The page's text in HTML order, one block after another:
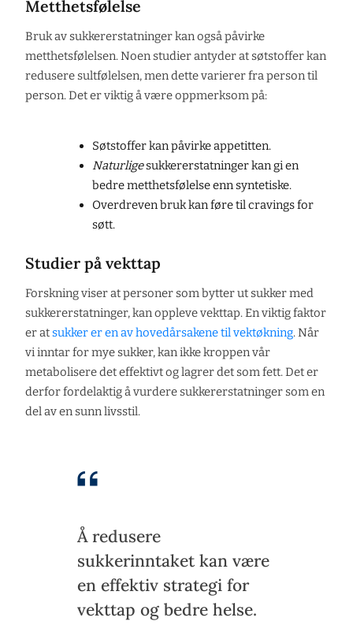
Metthetsfølelse
Bruk av sukkererstatninger kan også påvirke
metthetsfølelsen. Noen studier antyder at søtstoffer kan
redusere sultfølelsen, men dette varierer fra person til
person. Det er viktig å være oppmerksom på:
Søtstoffer kan påvirke appetitten.
Naturligesukkererstatninger kan gi en
bedre metthetsfølelse enn syntetiske.
Overdreven bruk kan føre til cravings for
søtt.
Studier på vekttap
Forskning viser at personer som bytter ut sukker med
sukkererstatninger, kan oppleve vekttap. En viktig faktor
er atsukker er en av hovedårsakene til vektøkning. Når
vi inntar for mye sukker, kan ikke kroppen vår
metabolisere det effektivt og lagrer det som fett. Det er
derfor fordelaktig å vurdere sukkererstatninger som en
del av en sunn livsstil.
Å redusere
sukkerinntaket kan være
en effektiv strategi for
vekttap og bedre helse.